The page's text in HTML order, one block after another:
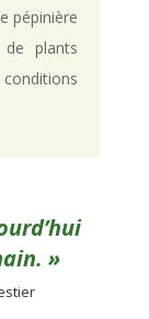
pépinière
plants
conditions
»